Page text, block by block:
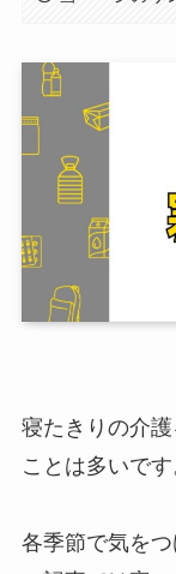
寝たきりの介
ことは多いです
各季節で気を